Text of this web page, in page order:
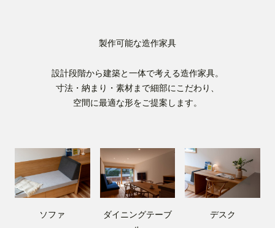
製作可能な造作家具
設計段階から建築と一体で考える造作家具。
寸法・納まり・素材まで細部にこだわり、
空間に最適な形をご提案します。
ソファ
ダイニングテーブ
デスク